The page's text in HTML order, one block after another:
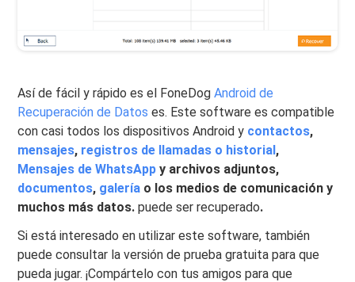
Así de fácil y rápido es el FoneDogAndroid de
Recuperación de Datos es. Este software es compatible
con casi todos los dispositivos Android y contactos,
mensajes, registros de llamadas o historial,
Mensajes de WhatsAppy archivos adjuntos,
documentos, galería o los medios de comunicación y
muchos más datos.puede ser recuperado.
Si está interesado en utilizar este software, también
puede consultar la versión de prueba gratuita para que
pueda jugar. ¡Compártelo con tus amigos para que